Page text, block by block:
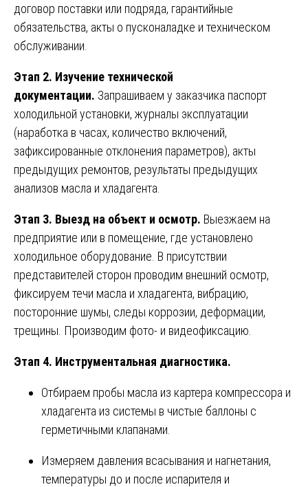
договор поставки или подряда, гарантийные
обязательства, акты о пусконаладке и техническом
обслуживании.
Этап 2. Изучение технической
документации. Запрашиваем у заказчика паспорт
холодильной установки, журналы эксплуатации
(наработка в часах, количество включений,
зафиксированные отклонения параметров), акты
предыдущих ремонтов, результаты предыдущих
анализов масла и хладагента.
Этап 3. Выезд на объект и осмотр. Выезжаем на
предприятие или в помещение, где установлено
холодильное оборудование. В присутствии
представителей сторон проводим внешний осмотр,
фиксируем течи масла и хладагента, вибрацию,
посторонние шумы, следы коррозии, деформации,
трещины. Производим фото- и видеофиксацию.
Этап 4. Инструментальная диагностика.
Отбираем пробы масла из картера компрессора и
хладагента из системы в чистые баллоны с
герметичными клапанами.
Измеряем давления всасывания и нагнетания,
температуры до и после испарителя и